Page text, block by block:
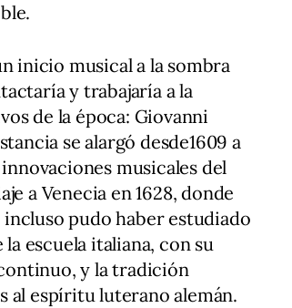
inicio musical a la sombra
y trabajaría a la
de la época: Giovanni
se alargó desde1609 a
musicales del
a Venecia en 1628, donde
pudo haber estudiado
escuela italiana, con su
y la tradición
al espíritu luterano alemán.